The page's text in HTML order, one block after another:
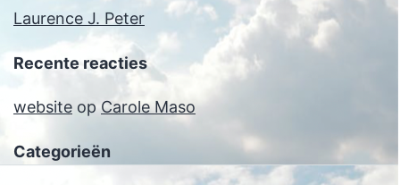
Laurence J. Peter
Recente reacties
website op Carole Maso
Categorieën